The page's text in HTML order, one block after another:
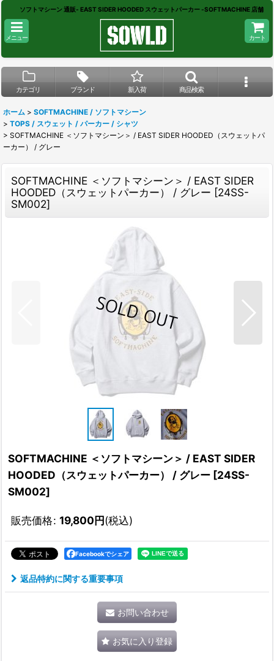
ソフトマシーン 通販- EAST SIDER HOODED スウェットパーカー -SOFTMACHINE 店舗
メニュー カート
カテゴリ ブランド 新入荷 商品検索
ホーム > SOFTMACHINE / ソフトマシーン
> TOPS / スウェット / パーカー / シャツ
> SOFTMACHINE ＜ソフトマシーン＞ / EAST SIDER HOODED（スウェットパ
ーカー） / グレー
SOFTMACHINE ＜ソフトマシーン＞ / EAST SIDER
HOODED（スウェットパーカー） / グレー [24SS-
SM002]
SOFTMACHINE ＜ソフトマシーン＞ / EAST SIDER
HOODED（スウェットパーカー） / グレー [24SS-
SM002]
販売価格: 19,800円(税込)
Facebookでシェア
返品特約に関する重要事項
お問い合わせ
お気に入り登録